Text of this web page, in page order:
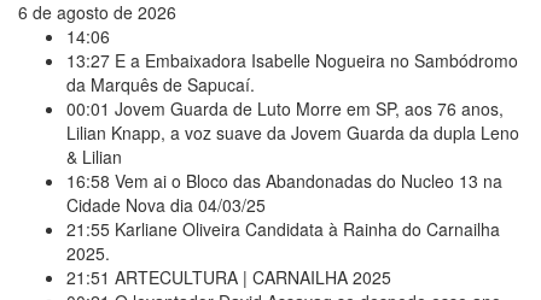
6 de agosto de 2026
14:06
13:27 E a Embaixadora Isabelle Nogueira no Sambódromo
da Marquês de Sapucaí.
00:01 Jovem Guarda de Luto Morre em SP, aos 76 anos,
Lilian Knapp, a voz suave da Jovem Guarda da dupla Leno
& Lilian
16:58 Vem ai o Bloco das Abandonadas do Nucleo 13 na
Cidade Nova dia 04/03/25
21:55 Karliane Oliveira Candidata à Rainha do Carnailha
2025.
21:51 ARTECULTURA | CARNAILHA 2025